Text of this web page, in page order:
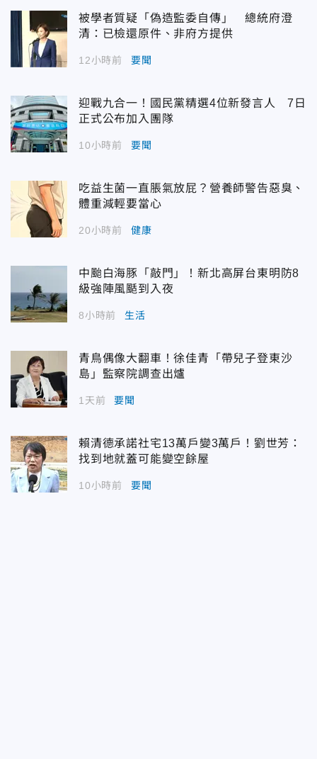
被學者質疑「偽造監委自傳」 總統府澄
清：已檢還原件、非府方提供
12小時前 要聞
迎戰九合一！國民黨精選4位新發言人 7日
正式公布加入團隊
10小時前 要聞
吃益生菌一直脹氣放屁？營養師警告惡臭、
體重減輕要當心
20小時前 健康
中颱白海豚「敲門」！新北高屏台東明防8
級強陣風颳到入夜
8小時前 生活
青鳥偶像大翻車！徐佳青「帶兒子登東沙
島」監察院調查出爐
1天前 要聞
賴清德承諾社宅13萬戶變3萬戶！劉世芳：
找到地就蓋可能變空餘屋
10小時前 要聞